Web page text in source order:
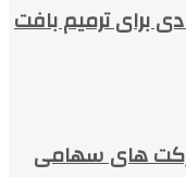
برای ترمیم بافت
های سهامی